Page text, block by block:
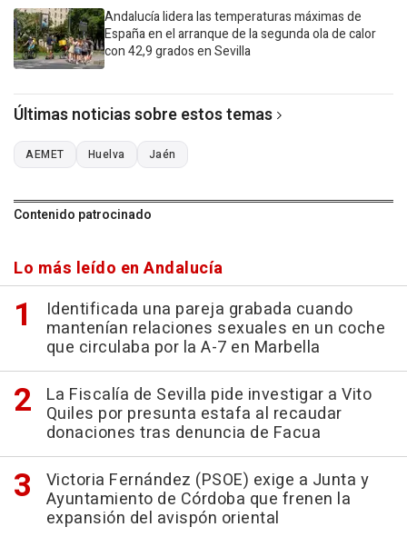
Andalucía lidera las temperaturas máximas de
España en el arranque de la segunda ola de calor
con 42,9 grados en Sevilla
Últimas noticias sobre estos temas
AEMET Huelva Jaén
Contenido patrocinado
Lo más leído en Andalucía
Identificada una pareja grabada cuando
mantenían relaciones sexuales en un coche
que circulaba por la A-7 en Marbella
La Fiscalía de Sevilla pide investigar a Vito
Quiles por presunta estafa al recaudar
donaciones tras denuncia de Facua
Victoria Fernández (PSOE) exige a Junta y
Ayuntamiento de Córdoba que frenen la
expansión del avispón oriental